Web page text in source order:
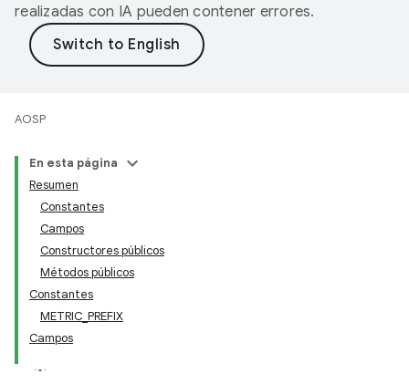
realizadas con IA pueden contener errores.
AOSP
En esta página
Resumen
Constantes
Campos
Constructores públicos
Métodos públicos
Constantes
METRIC_PREFIX
Campos